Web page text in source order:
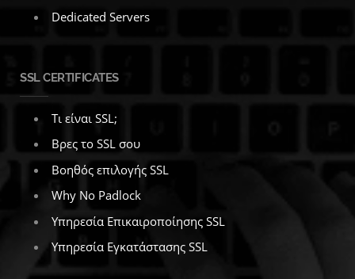
Dedicated Servers
SSL CERTIFICATES
Τι είναι SSL;
Βρες το SSL σου
Βοηθός επιλογής SSL
Why No Padlock
Υπηρεσία Επικαιροποίησης SSL
Υπηρεσία Εγκατάστασης SSL